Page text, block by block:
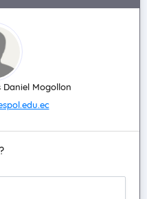
Daniel Mogollon